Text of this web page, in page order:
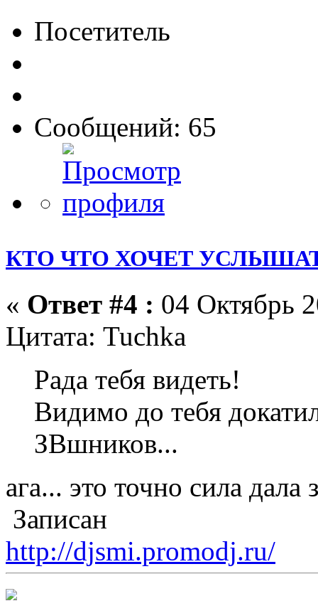
Посетитель
Сообщений: 65
КТО ЧТО ХОЧЕТ
« Ответ #4 : 04 Октябрь
Цитата: Tuchka
Рада тебя видеть!
Видимо до тебя
ЗВшников...
ага... это точно сила дала
Записан
http://djsmi.promodj.ru/